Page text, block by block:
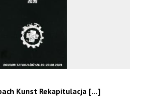
Kunst Rekapitulacja [...]